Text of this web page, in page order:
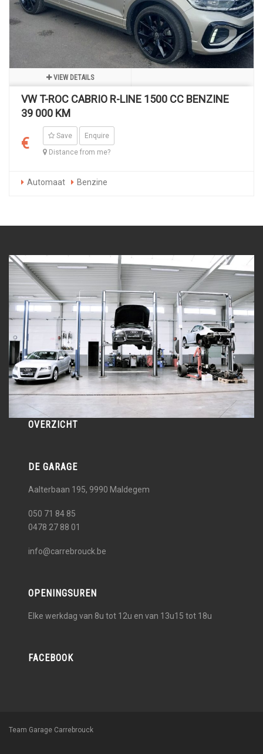
VIEW DETAILS
VW T-ROC CABRIO R-LINE 1500 CC BENZINE
39 000 KM
€ Save
Enquire
Distance from me?
Automaat Benzine
OVERZICHT
DE GARAGE
Aalterbaan 195, 9990 Maldegem
050 71 84 85
0478 27 88 01
info@carrebrouck.be
OPENINGSUREN
Elke werkdag van 8u tot 12u en van 13u15 tot 18u
FACEBOOK
Team Garage Carrebrouck